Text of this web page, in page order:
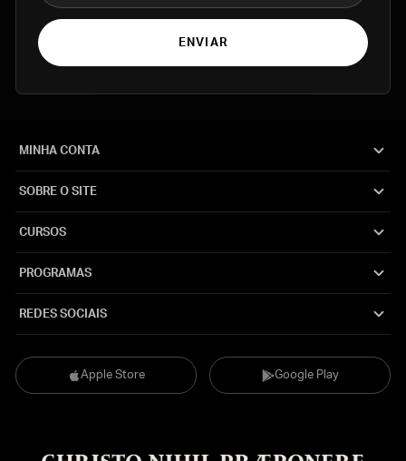
ENVIAR
Apple Store Google Play
MINHA CONTA
SOBRE O SITE
CURSOS
PROGRAMAS
REDES SOCIAIS